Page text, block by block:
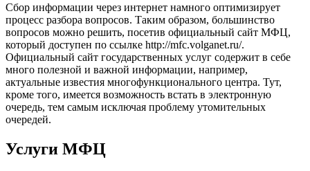
Сбор информации через интернет намного оптимизирует
процесс разбора вопросов. Таким образом, большинство
вопросов можно решить, посетив официальный сайт МФЦ,
который доступен по ссылке http://mfc.volganet.ru/.
Официальный сайт государственных услуг содержит в себе
много полезной и важной информации, например,
актуальные известия многофункционального центра. Тут,
кроме того, имеется возможность встать в электронную
очередь, тем самым исключая проблему утомительных
очередей.
Услуги МФЦ